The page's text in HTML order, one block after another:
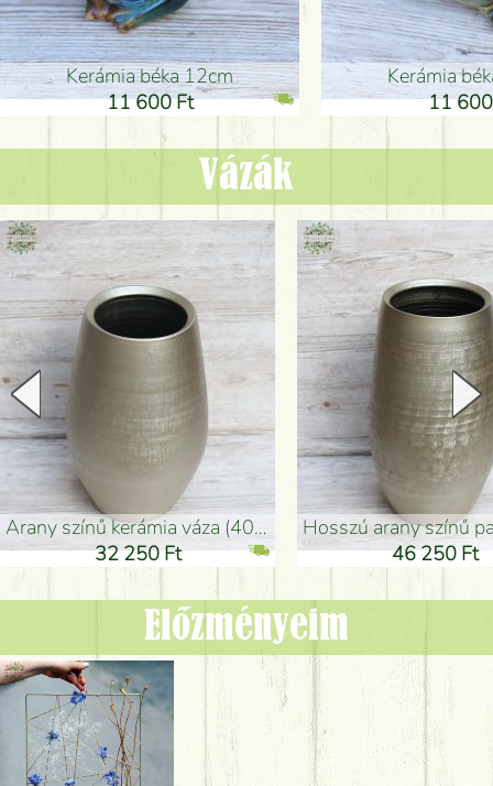
Kerámia béka 12cm
11 600 Ft
Kerámia
11
Vázák
arany színű kerámia váza (40x26cm)
32 250 Ft
hosszú arany színű
46 250 Ft
Előzményeim